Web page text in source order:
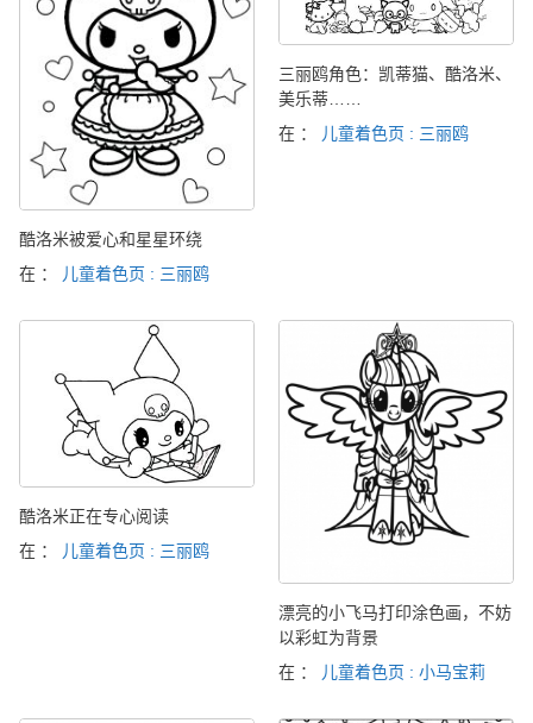
酷洛米被爱心和星星环绕
在 ：
儿童着色页 : 三丽鸥
三丽鸥角色：凯蒂猫、酷洛米、
美乐蒂……
在 ：
儿童着色页 : 三丽鸥
酷洛米正在专心阅读
在 ：
儿童着色页 : 三丽鸥
漂亮的小飞马打印涂色画，不妨
以彩虹为背景
在 ：
儿童着色页 : 小马宝莉